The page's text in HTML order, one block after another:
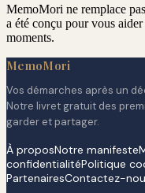
MemoMori ne remplace
a été conçu pour vous
moments.
MemoMori
Vos démarches après un
Notre livret gratuit des
garder et partager.
À proposNotre manifeste
confidentialitéPolitique
PartenairesContactez-